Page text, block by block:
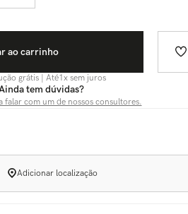
ao carrinho
grátis | Até1x sem juros
tem dúvidas?
falar com um de nossos consultores.
Adicionar localização